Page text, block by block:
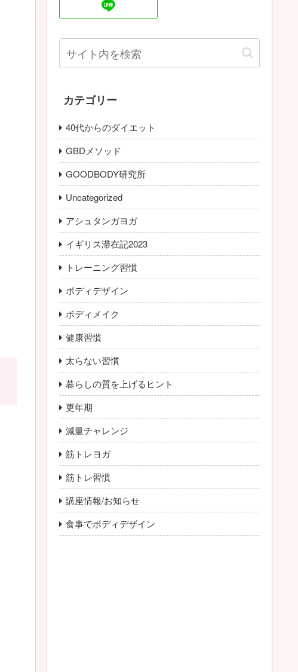
カテゴリー
40代からのダイエット
GBDメソッド
GOODBODY研究所
Uncategorized
アシュタンガヨガ
イギリス滞在記2023
トレーニング習慣
ボディデザイン
ボディメイク
健康習慣
太らない習慣
暮らしの質を上げるヒント
更年期
減量チャレンジ
筋トレヨガ
筋トレ習慣
講座情報/お知らせ
食事でボディデザイン